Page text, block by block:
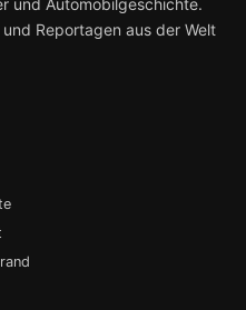
und Automobilgeschichte.
Reportagen aus der Welt